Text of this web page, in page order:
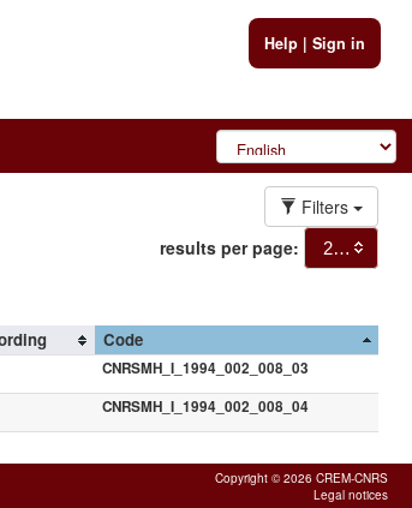
Help| Sign in
Filters
results per page:
20
Code
CNRSMH_I_1994_002_008_03
CNRSMH_I_1994_002_008_04
Copyright © 2026 CREM-CNRS
Legal notices